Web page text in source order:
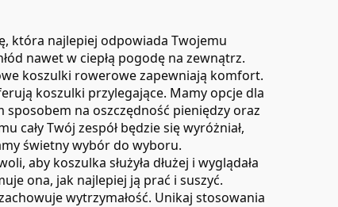
która najlepiej odpowiada Twojemu
nawet w ciepłą pogodę na zewnątrz.
koszulki rowerowe zapewniają komfort.
koszulki przylegające. Mamy opcje dla
sposobem na oszczędność pieniędzy oraz
Twój zespół będzie się wyróżniał,
świetny wybór do wyboru.
aby koszulka służyła dłużej i wyglądała
ona, jak najlepiej ją prać i suszyć.
wytrzymałość. Unikaj stosowania